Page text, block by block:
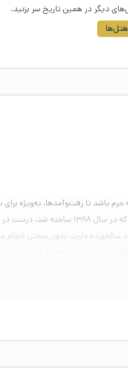
دیگر در همین تاریخ سر بزنید.
تا رفت‌وآمدها، به‌ویژه برای
انجام شود. در چنین شرایطی آشنایی با جزئیات اقامتگاه اهمیت